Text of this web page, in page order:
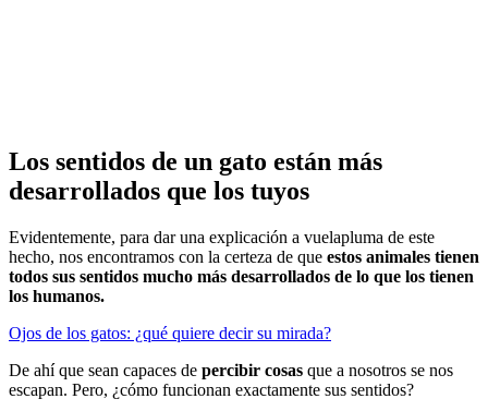
Los sentidos de un gato están más
desarrollados que los tuyos
Evidentemente, para dar una explicación a vuelapluma de este
hecho, nos encontramos con la certeza de que estos animales tienen
todos sus sentidos mucho más desarrollados de lo que los tienen
los humanos.
Ojos de los gatos: ¿qué quiere decir su mirada?
De ahí que sean capaces de percibir cosas que a nosotros se nos
escapan. Pero, ¿cómo funcionan exactamente sus sentidos?